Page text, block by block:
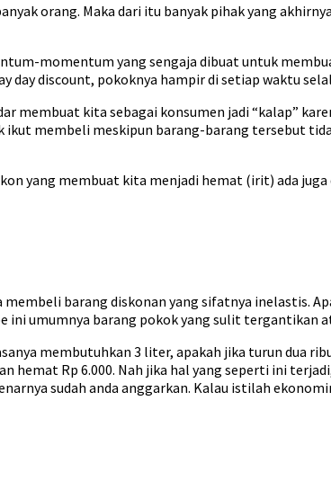
orang. Maka dari itu banyak pihak yang
momentum yang sengaja dibuat untuk
day discount, pokoknya hampir di setiap waktu
membuat kita sebagai konsumen jadi “kalap”
membeli meskipun barang-barang tersebut
yang membuat kita menjadi hemat (irit) ada
barang diskonan yang sifatnya inelastis.
ini umumnya barang pokok yang sulit tergantikan
membutuhkan 3 liter, apakah jika turun dua
hemat Rp 6.000. Nah jika hal yang seperti ini
sudah anda anggarkan. Kalau istilah